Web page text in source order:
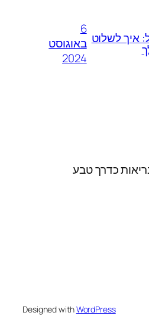
איך לשלוט
6
באוגוסט
2024
כדרך טבע
Designed withWordPress